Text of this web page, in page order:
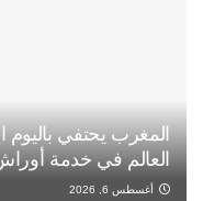
المغرب يحتفي باليوم
العالم في خدمة أوراش
أغسطس 6, 2026